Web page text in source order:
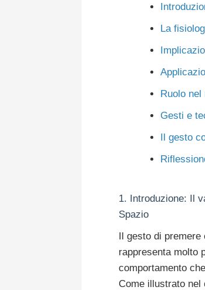
La
Ruolo nel
Gesti e
Il gesto
1. Introduzione: Il
Spazio
Il gesto di premere
rappresenta molto
comportamento
Come illustrato nel